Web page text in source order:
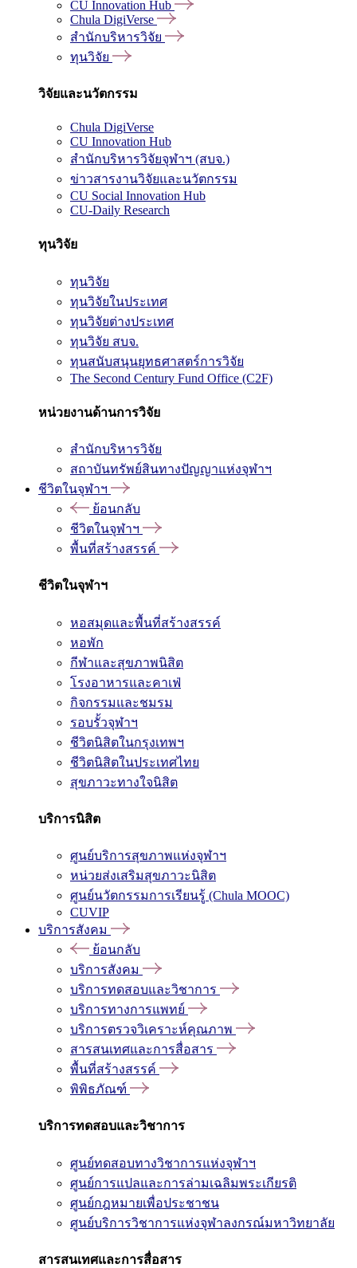
CU Innovation Hub
Chula DigiVerse
สำนักบริหารวิจัย
ทุนวิจัย
วิจัยและนวัตกรรม
Chula DigiVerse
CU Innovation Hub
สำนักบริหารวิจัยจุฬาฯ (สบจ.)
ข่าวสารงานวิจัยและนวัตกรรม
CU Social Innovation Hub
CU-Daily Research
ทุนวิจัย
ทุนวิจัย
ทุนวิจัยในประเทศ
ทุนวิจัยต่างประเทศ
ทุนวิจัย สบจ.
ทุนสนับสนุนยุทธศาสตร์การวิจัย
The Second Century Fund Office (C2F)
หน่วยงานด้านการวิจัย
สำนักบริหารวิจัย
สถาบันทรัพย์สินทางปัญญาแห่งจุฬาฯ
ชีวิตในจุฬาฯ
ย้อนกลับ
ชีวิตในจุฬาฯ
พื้นที่สร้างสรรค์
ชีวิตในจุฬาฯ
หอสมุดและพื้นที่สร้างสรรค์
หอพัก
กีฬาและสุขภาพนิสิต
โรงอาหารและคาเฟ่
กิจกรรมและชมรม
รอบรั้วจุฬาฯ
ชีวิตนิสิตในกรุงเทพฯ
ชีวิตนิสิตในประเทศไทย
สุขภาวะทางใจนิสิต
บริการนิสิต
ศูนย์บริการสุขภาพแห่งจุฬาฯ
หน่วยส่งเสริมสุขภาวะนิสิต
ศูนย์นวัตกรรมการเรียนรู้ (Chula MOOC)
CUVIP
บริการสังคม
ย้อนกลับ
บริการสังคม
บริการทดสอบและวิชาการ
บริการทางการแพทย์
บริการตรวจวิเคราะห์คุณภาพ
สารสนเทศและการสื่อสาร
พื้นที่สร้างสรรค์
พิพิธภัณฑ์
บริการทดสอบและวิชาการ
ศูนย์ทดสอบทางวิชาการแห่งจุฬาฯ
ศูนย์การแปลและการล่ามเฉลิมพระเกียรติ
ศูนย์กฎหมายเพื่อประชาชน
ศูนย์บริการวิชาการแห่งจุฬาลงกรณ์มหาวิทยาลัย
สารสนเทศและการสื่อสาร